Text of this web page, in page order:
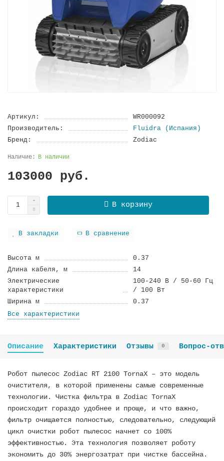
Артикул:
WR000092
Производитель:
Fluidra (Испания)
Бренд:
Zodiac
В наличии
103000 руб.
В корзину
В закладки В сравнение
Высота м
0.37
Длина кабеля, м
14
Электрические
характеристики
100-240 В / 50-60 Гц
/ 100 Вт
Ширина м
0.37
Все характеристики
Описание Характеристики Отзывы 0 Вопрос-
Робот пылесос Zodiac RT 2100 TornaX – это модель
очистителя, в которой применены самые современные
технологии. Чистка фильтра в Zodiac TornaX
происходит гораздо удобнее и проще, и что важно,
фильтр очищается полностью, следовательно, следующий
цикл очистки робот пылесос начнет со 100%
эффективностью. Эта технология позволяет роботу
экономить до 30% энергозатрат при чистке бассейна.